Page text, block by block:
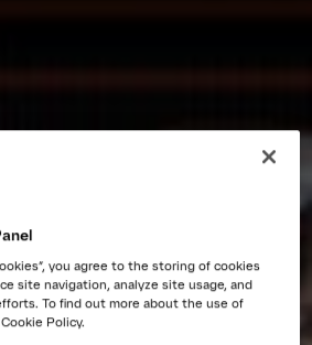
you agree to the storing of cookies
site navigation, analyze site usage, and
To find out more about the use of
Policy.